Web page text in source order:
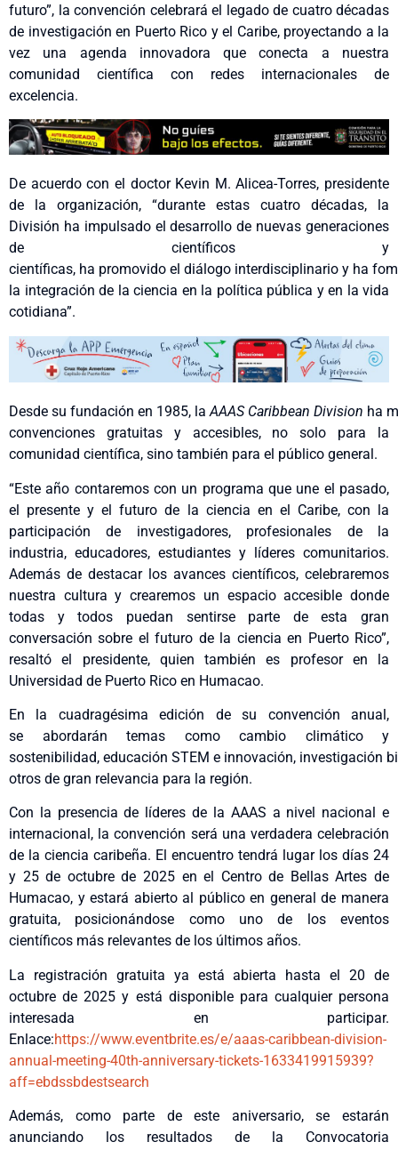
futuro”, la convención celebrará el legado de cuatro décadas
de investigación en Puerto Rico y el Caribe, proyectando a la
vez una agenda innovadora que conecta a nuestra
comunidad científica con redes internacionales de
excelencia.
De acuerdo con el doctor Kevin M. Alicea-Torres, presidente
de la organización, “durante estas cuatro décadas, la
División ha impulsado el desarrollo de nuevas generaciones
de científicos y
científicas, ha promovido el diálogo interdisciplinario y ha
la integración de la ciencia en la política pública y en la vida
cotidiana”.
Desde su fundación en 1985, laAAAS Caribbean Division ha
convenciones gratuitas y accesibles, no solo para la
comunidad científica, sino también para el público general.
“Este año contaremos con un programa que une el pasado,
el presente y el futuro de la ciencia en el Caribe, con la
participación de investigadores, profesionales de la
industria, educadores, estudiantes y líderes comunitarios.
Además de destacar los avances científicos, celebraremos
nuestra cultura y crearemos un espacio accesible donde
todas y todos puedan sentirse parte de esta gran
conversación sobre el futuro de la ciencia en Puerto Rico”,
resaltó el presidente, quien también es profesor en la
Universidad de Puerto Rico en Humacao.
En la cuadragésima edición de su convención anual,
se abordarán temas como cambio climático y
sostenibilidad, educación STEM e innovación, investigación
otros de gran relevancia para la región.
Con la presencia de líderes de la AAAS a nivel nacional e
internacional, la convención será una verdadera celebración
de la ciencia caribeña. El encuentro tendrá lugar los días 24
y 25 de octubre de 2025 en el Centro de Bellas Artes de
Humacao, y estará abierto al público en general de manera
gratuita, posicionándose como uno de los eventos
científicos más relevantes de los últimos años.
La registración gratuita ya está abierta hasta el 20 de
octubre de 2025 y está disponible para cualquier persona
interesada en participar.
Enlace:https://www.eventbrite.es/e/aaas-caribbean-division-
annual-meeting-40th-anniversary-tickets-1633419915939?
aff=ebdssbdestsearch
Además, como parte de este aniversario, se estarán
anunciando los resultados de la Convocatoria